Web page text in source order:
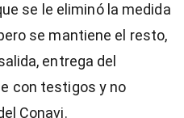
se le eliminó la medida
se mantiene el resto,
entrega del
con testigos y no
Conavi.